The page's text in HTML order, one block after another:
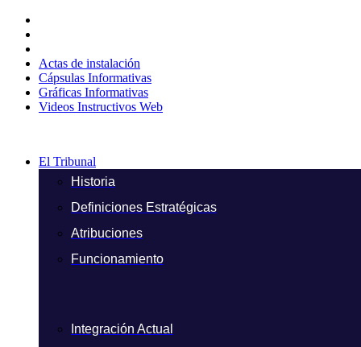
contenido
Actas de instalación
Cápsulas Informativas
Gráficas Informativas
Videos Instructivos Web
El Tribunal
Historia
Definiciones Estratégicas
Atribuciones
Funcionamiento
Integración Actual